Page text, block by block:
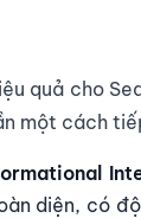
quả cho
một cách
diện, có